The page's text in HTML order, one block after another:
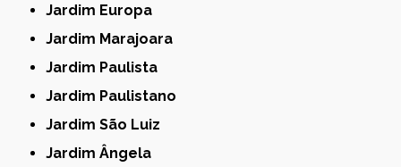
Jardim Europa
Jardim Marajoara
Jardim Paulista
Jardim Paulistano
Jardim São Luiz
Jardim Ângela